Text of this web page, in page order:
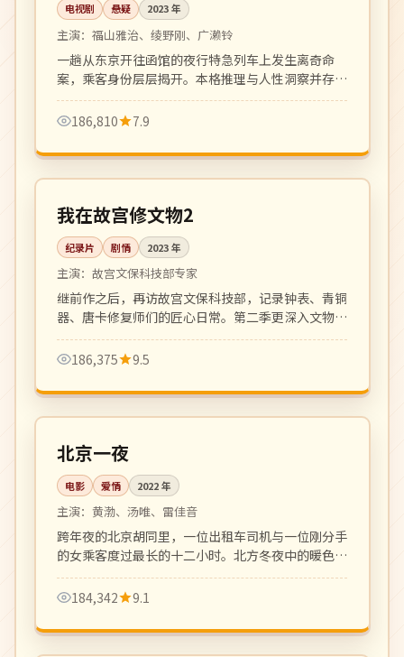
电视剧 悬疑 2023年
主演： 福山雅治、绫野刚、广濑铃
一趟从东京开往函馆的夜行特急列车上发生离奇命
案，乘客身份层层揭开。本格推理与人性洞察并存，
松本清张式氛围。
186,810
7.9
中国
4K 全 6 集
我在故宫修文物2
纪录片 剧情 2023年
主演： 故宫文保科技部专家
继前作之后，再访故宫文保科技部，记录钟表、青铜
器、唐卡修复师们的匠心日常。第二季更深入文物背
后的家族故事。
186,375
9.5
中国
高分 114 分钟
北京一夜
电影 爱情 2022年
主演： 黄渤、汤唯、雷佳音
跨年夜的北京胡同里，一位出租车司机与一位刚分手
的女乘客度过最长的十二小时。北方冬夜中的暖色都
市爱情小品。
184,342
9.1
热播 更新至 10 期